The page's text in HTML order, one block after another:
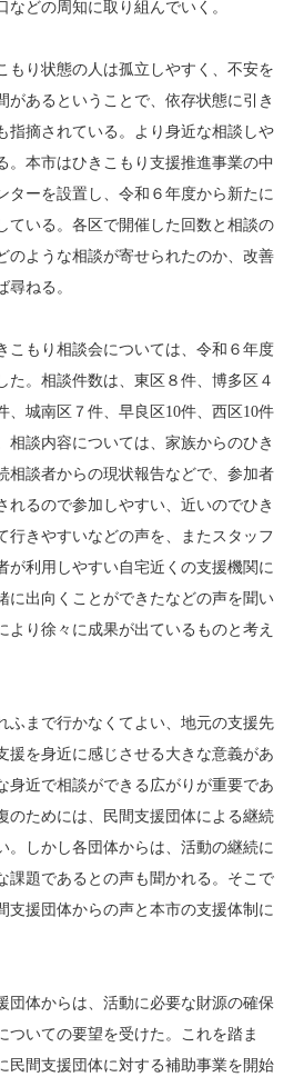
どの周知に取り組んでいく。
り状態の人は孤立しやすく、不安を
があるということで、依存状態に引き
指摘されている。より身近な相談しや
。本市はひきこもり支援推進事業の中
ターを設置し、令和６年度から新たに
ている。各区で開催した回数と相談の
のような相談が寄せられたのか、改善
尋ねる。
もり相談会については、令和６年度
た。相談件数は、東区８件、博多区４
、城南区７件、早良区10件、西区10件
相談内容については、家族からのひき
相談者からの現状報告などで、参加者
れるので参加しやすい、近いのでひき
行きやすいなどの声を、またスタッフ
が利用しやすい自宅近くの支援機関に
に出向くことができたなどの声を聞い
より徐々に成果が出ているものと考え
まで行かなくてよい、地元の支援先
援を身近に感じさせる大きな意義があ
身近で相談ができる広がりが重要であ
のためには、民間支援団体による継続
。しかし各団体からは、活動の継続に
課題であるとの声も聞かれる。そこで
支援団体からの声と本市の支援体制に
体からは、活動に必要な財源の確保
ついての要望を受けた。これを踏ま
民間支援団体に対する補助事業を開始